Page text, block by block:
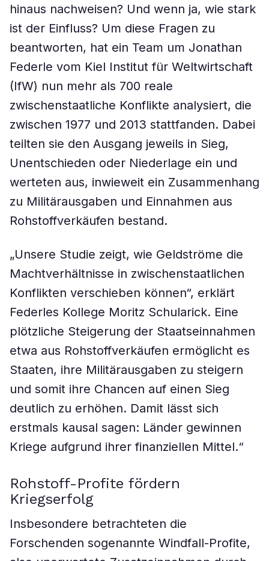
hinaus nachweisen? Und wenn ja, wie stark
ist der Einfluss? Um diese Fragen zu
beantworten, hat ein Team um Jonathan
Federle vom Kiel Institut für Weltwirtschaft
(IfW) nun mehr als 700 reale
zwischenstaatliche Konflikte analysiert, die
zwischen 1977 und 2013 stattfanden. Dabei
teilten sie den Ausgang jeweils in Sieg,
Unentschieden oder Niederlage ein und
werteten aus, inwieweit ein Zusammenhang
zu Militärausgaben und Einnahmen aus
Rohstoffverkäufen bestand.
„Unsere Studie zeigt, wie Geldströme die
Machtverhältnisse in zwischenstaatlichen
Konflikten verschieben können“, erklärt
Federles Kollege Moritz Schularick. Eine
plötzliche Steigerung der Staatseinnahmen
etwa aus Rohstoffverkäufen ermöglicht es
Staaten, ihre Militärausgaben zu steigern
und somit ihre Chancen auf einen Sieg
deutlich zu erhöhen. Damit lässt sich
erstmals kausal sagen: Länder gewinnen
Kriege aufgrund ihrer finanziellen Mittel.“
Rohstoff-Profite fördern
Kriegserfolg
Insbesondere betrachteten die
Forschenden sogenannte Windfall-Profite,